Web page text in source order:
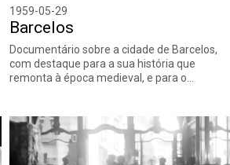
1959-05-29
Barcelos
Documentário sobre a cidade de Barcelos,
com destaque para a sua história que
remonta à época medieval, e para o…